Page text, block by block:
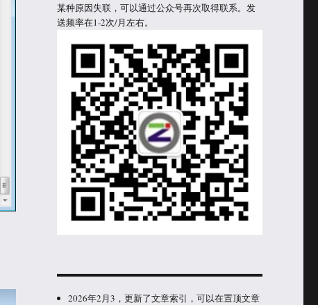
某种原因失联，可以通过公众号再次取得联系。发
送频率在1-2次/月左右。
2026年2月3，更新了文章索引，可以在置顶文章